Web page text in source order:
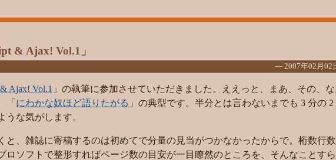
& Ajax! Vol.1」
― 2007年02月02
Ajax! Vol.1 」の執筆に参加させていただきました。ええっと、まあ、その、
「 にわかな奴ほど語りたがる 」の典型です。半分とは言わないまでも 3 分の
うな気がします。
と、雑誌に寄稿するのは初めてで分量の見当がつかなかったからで。桁数行
ロソフトで整形すればページ数の目安が一目瞭然のところを、そんなことす